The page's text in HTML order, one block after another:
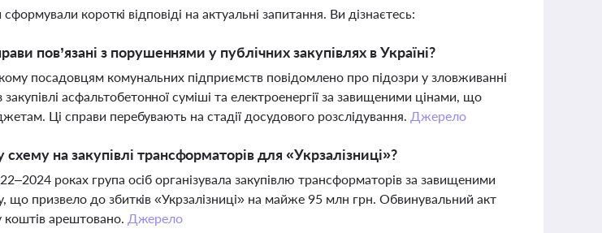
короткі відповіді на актуальні запитання. Ви дізнаєтесь:
пов’язані з порушеннями у публічних закупівлях в Україні?
посадовцям комунальних підприємств повідомлено про підозри у зловживанні
асфальтобетонної суміші та електроенергії за завищеними цінами, що
Ці справи перебувають на стадії досудового розслідування. Джерело
на закупівлі трансформаторів для «Укрзалізниці»?
роках група осіб організувала закупівлю трансформаторів за завищеними
що призвело до збитків «Укрзалізниці» на майже 95 млн грн. Обвинувальний акт
коштів арештовано. Джерело